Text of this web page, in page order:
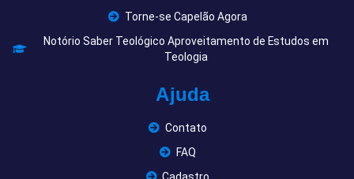
Torne-se Capelão Agora
Notório Saber Teológico Aproveitamento de Estudos em
Teologia
Ajuda
Contato
FAQ